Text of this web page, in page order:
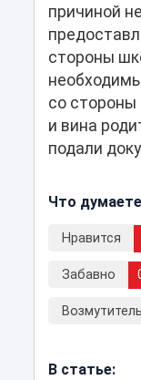
причиной
стороны
со стороны
и вина
подали
Что
Нравится
Забавно
В статье: